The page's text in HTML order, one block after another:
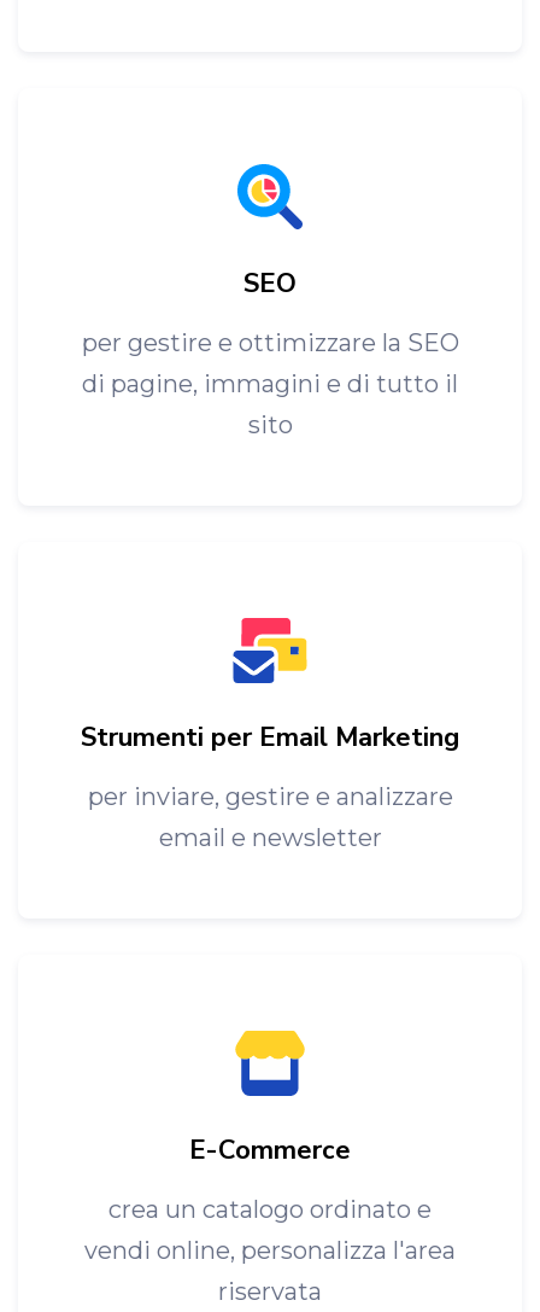
SEO
per gestire e ottimizzare la SEO
di pagine, immagini e di tutto il
sito
Strumenti per Email Marketing
per inviare, gestire e analizzare
email e newsletter
E-Commerce
crea un catalogo ordinato e
vendi online, personalizza l'area
riservata